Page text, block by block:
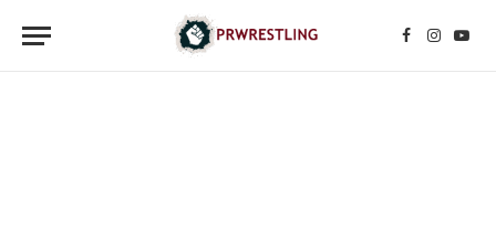
Facebook